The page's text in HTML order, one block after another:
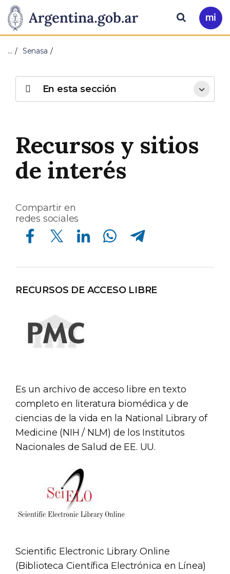
Presidencia
de
Nación
Pasar al contenido principal
Ir
a
Buscar
… Senasa
Recursos y sitios
de interés
Compartir en
redes sociales
Compartir en Facebook Compartir en Twitter Compartir en Linkedin Compartir en Whatsapp Compartir en Telegram
RECURSOS DE ACCESO LIBRE
Es un archivo de acceso libre en texto
completo en literatura biomédica y de
ciencias de la vida en la National Library of
Medicine (NIH / NLM) de los Institutos
Nacionales de Salud de EE. UU.
Scientific Electronic Library Online
(Biblioteca Científica Electrónica en Línea)
En esta sección